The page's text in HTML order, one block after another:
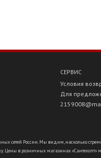
СЕРВИС
Условия
Для
сетей России. Мы видим, насколько
Цены в розничных магазинах «Сантехопт»